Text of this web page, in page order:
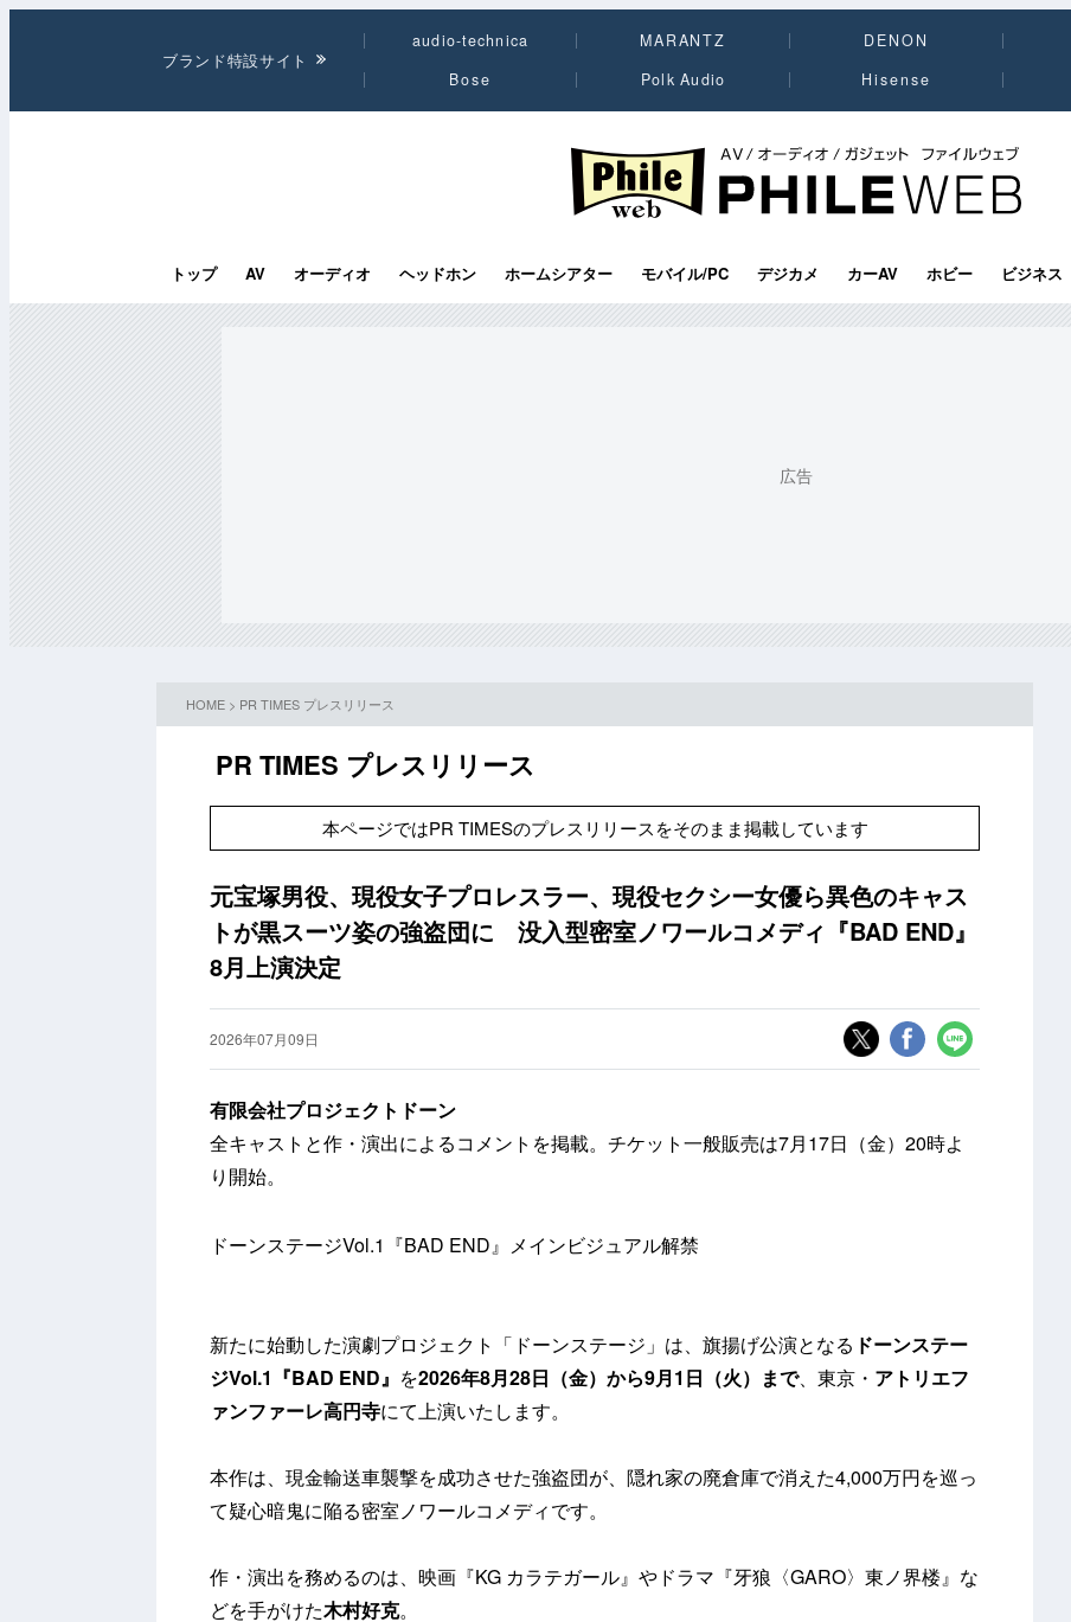
ブランド特設サイト
audio-technica MARANTZ DENON
Bose
Polk Audio Hisense
PHILE WEB｜AV/オーディオ/ガジェット
トップ AV オーディオ ヘッドホン ホームシアター モバイル/PC デジカメ カーAV ホビー ビジネス
HOME > PR TIMES プレスリリース
PR TIMES プレスリリース
本ページではPR TIMESのプレスリリースをそのまま掲載しています
元宝塚男役、現役女子プロレスラー、現役セクシー女優ら異色のキャス
トが黒スーツ姿の強盗団に 没入型密室ノワールコメディ『BAD END』
8月上演決定
2026年07月09日
有限会社プロジェクトドーン
全キャストと作・演出によるコメントを掲載。チケット一般販売は7月17日（金）20時よ
り開始。
ドーンステージVol.1『BAD END』メインビジュアル解禁
新たに始動した演劇プロジェクト「ドーンステージ」は、旗揚げ公演となる ドーンステー
ジVol.1『BAD END』 を2026年8月28日（金）から9月1日（火）まで、東京・ アトリエフ
ァンファーレ高円寺にて上演いたします。
本作は、現金輸送車襲撃を成功させた強盗団が、隠れ家の廃倉庫で消えた4,000万円を巡っ
て疑心暗鬼に陥る密室ノワールコメディです。
作・演出を務めるのは、映画『KG カラテガール』やドラマ『牙狼〈GARO〉東ノ界楼』な
どを手がけた木村好克。